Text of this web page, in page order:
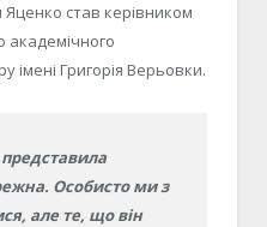
став керівником
академічного
імені Григорія Верьовки.
Особисто ми з
але те, що він